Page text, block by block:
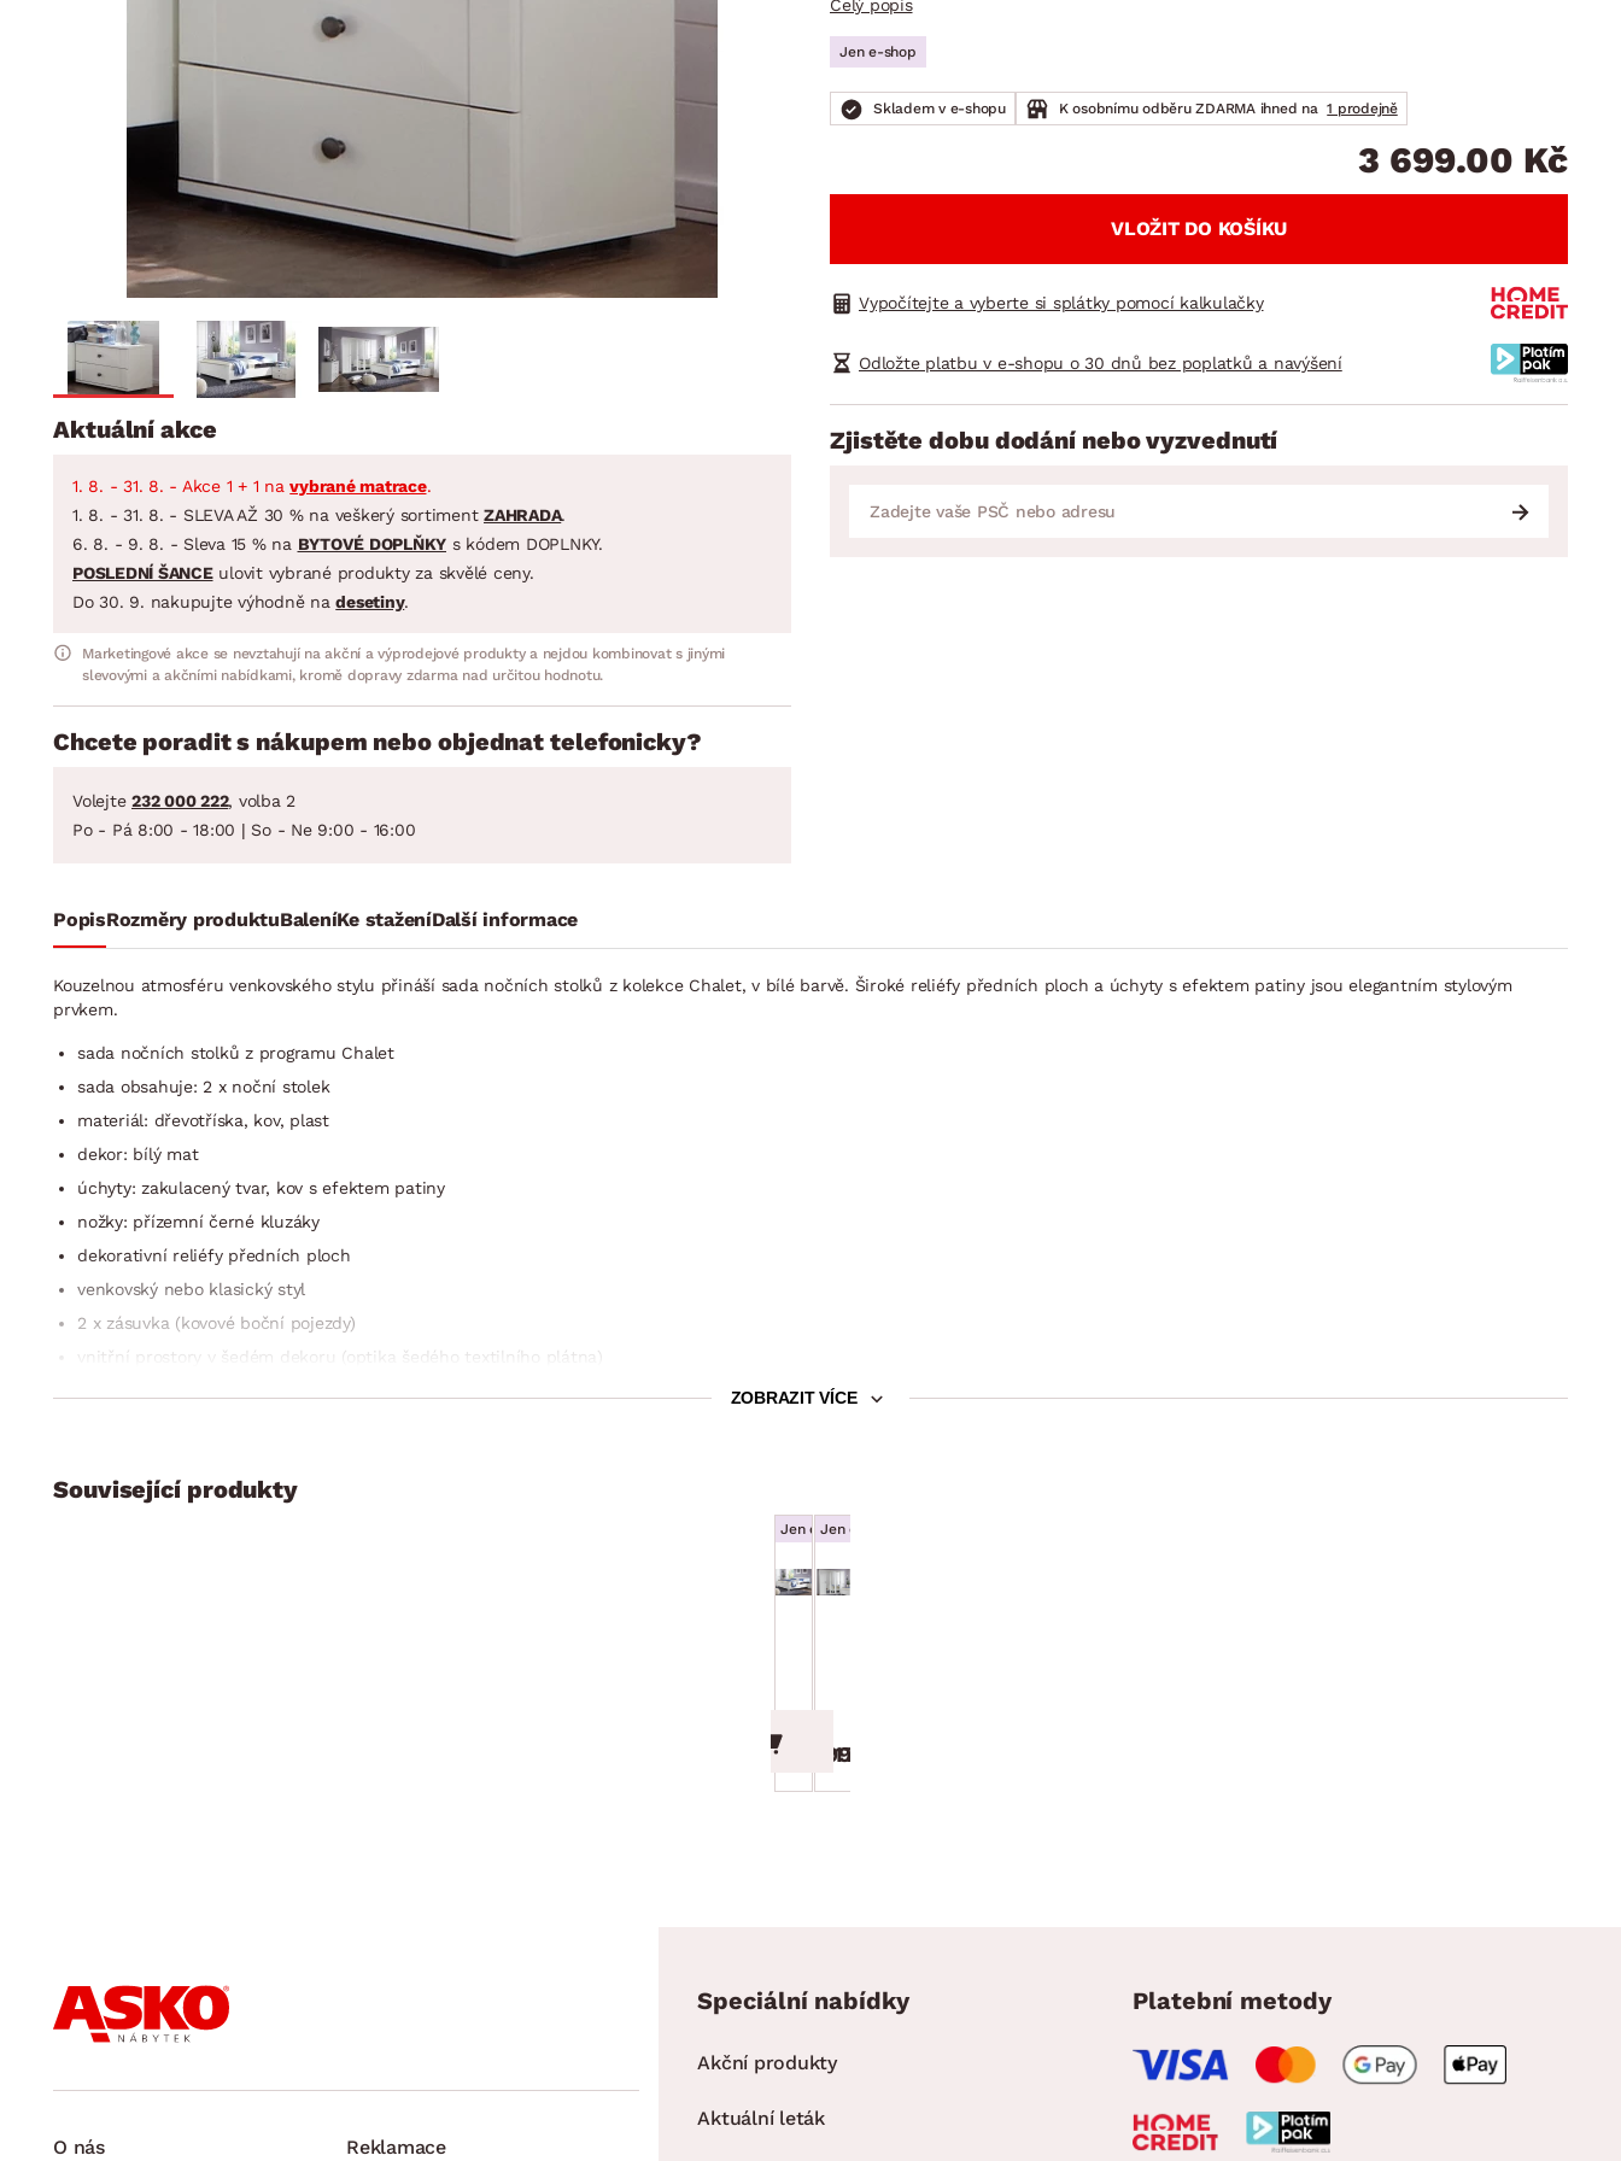
Koupelna
Zahrada
Domácnost
Zobrazit vše
Příbory
Zobrazit vše
DOMÁCÍ SPOTŘEBIČE
VELIKONOCE
Zahradní sestavy
Celý popis
Jen e-shop
Skladem v e-shopu K osobnímu odběru ZDARMA ihned na 1 prodejně
3 699.00 Kč
VLOŽIT DO KOŠÍKU
Vypočítejte a vyberte si splátky pomocí kalkulačky
Odložte platbu v e-shopu o 30 dnů bez poplatků a navýšení
Zjistěte dobu dodání nebo vyzvednutí
Aktuální akce
1. 8. - 31. 8. - Akce 1 + 1 navybrané matrace.
1. 8. - 31. 8. - SLEVA AŽ 30 % na veškerý sortiment ZAHRADA.
6. 8. - 9. 8. - Sleva 15 % na BYTOVÉ DOPLŇKY s kódem DOPLNKY.
POSLEDNÍ ŠANCEulovit vybrané produkty za skvělé ceny.
Do 30. 9. nakupujte výhodně nadesetiny.
Marketingové akce se nevztahují na akční a výprodejové produkty a nejdou kombinovat s jinými
slevovými a akčními nabídkami, kromě dopravy zdarma nad určitou hodnotu.
Chcete poradit s nákupem nebo objednat telefonicky?
Volejte 232 000 222, volba 2
Po - Pá 8:00 - 18:00 | So - Ne 9:00 - 16:00
PopisRozměry produktuBaleníKe staženíDalší informace
Kouzelnou atmosféru venkovského stylu přináší sada nočních stolků z kolekce Chalet, v bílé barvě. Široké reliéfy předních ploch a úchyty s efektem patiny jsou elegantním stylovým
prvkem.
sada nočních stolků z programu Chalet
sada obsahuje: 2 x noční stolek
materiál: dřevotříska, kov, plast
dekor: bílý mat
úchyty: zakulacený tvar, kov s efektem patiny
nožky: přízemní černé kluzáky
dekorativní reliéfy předních ploch
venkovský nebo klasický styl
2 x zásuvka (kovové boční pojezdy)
vnitřní prostory v šedém dekoru (optika šedého textilního plátna)
ZOBRAZIT VÍCE
Související produkty
Jen e-shop
8 799.00 Kč
Jen e-shop
17 999.00 Kč
O nás Reklamace
Speciální nabídky
Akční produkty
Aktuální leták
Platební metody